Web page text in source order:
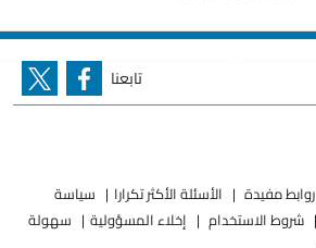
تابعنا
روابط مفيدة الأسئلة الأكثر تكرارا
سياسة
شروط الاستخدام إخلاء المسؤولية
سهولة